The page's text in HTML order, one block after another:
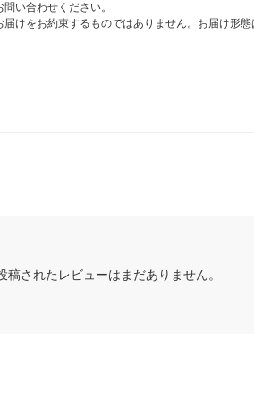
い合わせください。
けをお約束するものではありません。お届け形
稿されたレビューはまだありません。